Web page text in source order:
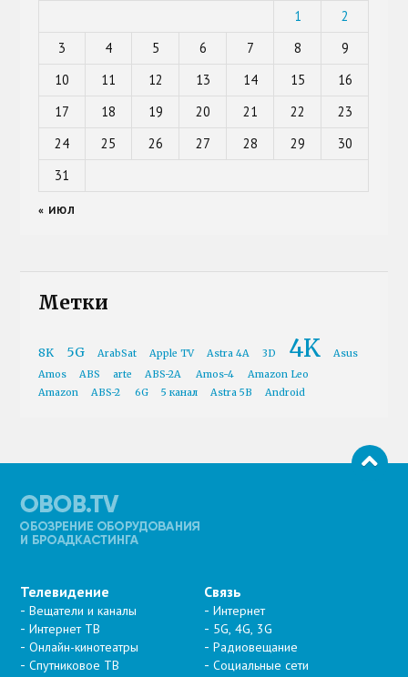
1
2
3
4 5 6 7 8
9
10
11 12 13 14 15
16
17
18 19 20 21 22
23
24
25 26 27 28 29
30
31
« ИЮЛ
Метки
8K 5G ArabSat Apple TV Astra 4A 3D 4K
Asus
Amos
ABS arte ABS-2A Amos-4
Amazon Leo
Amazon
ABS-2 6G 5 канал Astra 5B Android
Телевидение
Вещатели и каналы
Интернет ТВ
Онлайн-кинотеатры
Спутниковое ТВ
Связь
Интернет
5G, 4G, 3G
Радиовещание
Социальные сети